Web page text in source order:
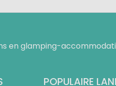
en glamping-
POPULAIRE